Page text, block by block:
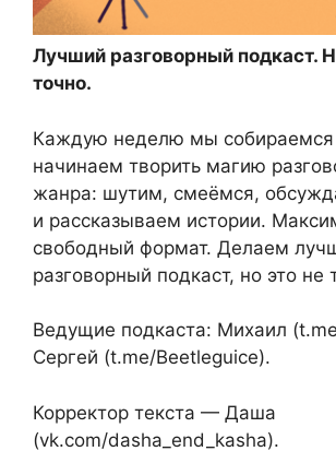
Лучший разговорный подкаст.
точно.
Каждую неделю мы собираемся
начинаем творить магию
жанра: шутим, смеёмся,
и рассказываем истории.
свободный формат. Делаем
разговорный подкаст, но это не
Ведущие подкаста: Михаил
Сергей (t.me/Beetleguice).
Корректор текста — Даша
(vk.com/dasha_end_kasha).